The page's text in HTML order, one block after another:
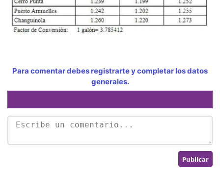
Para comentar debes registrarte y completar los datos
generales.